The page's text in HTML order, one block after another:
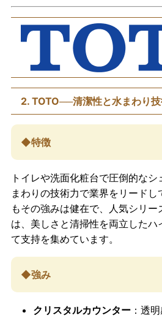
2. TOTO──清潔性と水まわり
◆特徴
トイレや洗面化粧台で圧倒的な
まわりの技術力で業界をリード
もその強みは健在で、人気シリー
は、美しさと清掃性を両立したハ
て支持を集めています。
◆強み
クリスタルカウンター：透